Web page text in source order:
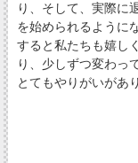
り、そして、実際に
を始められるように
すると私たちも嬉し
り、少しずつ変わっ
とてもやりがいがあ